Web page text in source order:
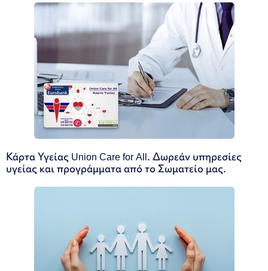
Κάρτα Υγείας Union Care for All. Δωρεάν υπηρεσίες
υγείας και προγράμματα από το Σωματείο μας.